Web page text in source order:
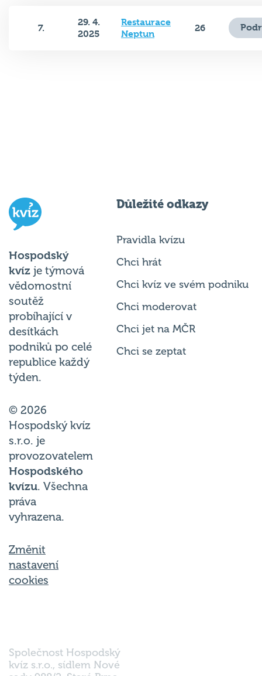
7.
29. 4.
2025
Restaurace
Neptun
26
Hospodský
kvíz je týmová
vědomostní
soutěž
probíhající v
desítkách
podniků po celé
republice každý
týden.
© 2026
Hospodský kvíz
s.r.o. je
provozovatelem
Hospodského
kvízu. Všechna
práva
vyhrazena.
Změnit
nastavení
cookies
Důležité odkazy
Pravidla kvízu
Chci hrát
Chci kvíz ve svém podniku
Chci moderovat
Chci jet na MČR
Chci se zeptat
Společnost Hospodský
kvíz s.r.o., sídlem Nové